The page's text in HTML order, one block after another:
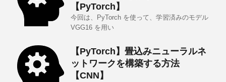
【PyTorch】
今回は、PyTorch を使って、学習済みのモデル
VGG16 を用い
【PyTorch】畳込みニューラルネ
ットワークを構築する方法
【CNN】